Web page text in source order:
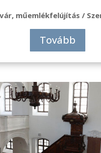
műemlékfelújítás /
Tovább